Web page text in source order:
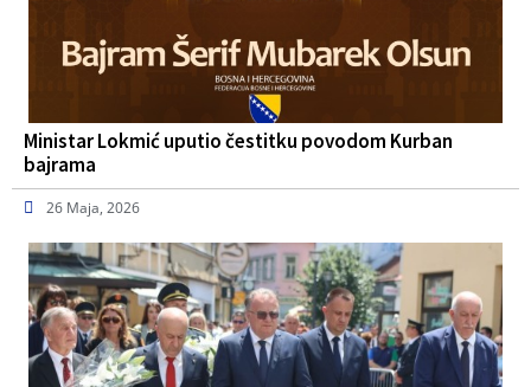
Ministar Lokmić uputio čestitku povodom Kurban
bajrama
26 Maja, 2026